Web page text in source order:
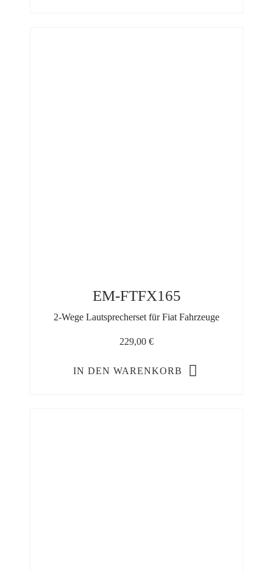
EM-FTFX165
2-Wege Lautsprecherset für Fiat Fahrzeuge
229,00 €
IN DEN WARENKORB